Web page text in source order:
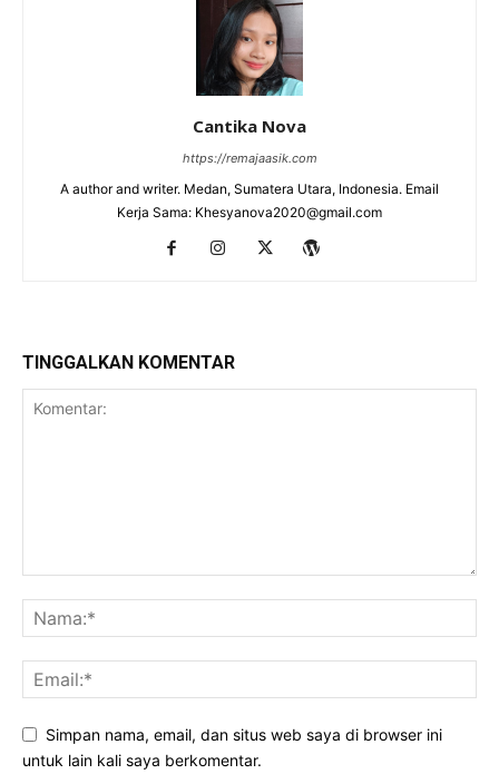
Cantika Nova
https://remajaasik.com
A author and writer. Medan, Sumatera Utara, Indonesia. Email
Kerja Sama: Khesyanova2020@gmail.com
TINGGALKAN KOMENTAR
Simpan nama, email, dan situs web saya di browser ini
untuk lain kali saya berkomentar.